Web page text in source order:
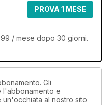
PROVA 1 MESE
/ mese dopo 30 giorni.
Gli
l'abbonamento e
al nostro sito